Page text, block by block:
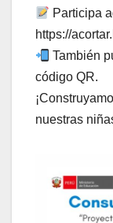
Participa
https://
También
código QR.
nuestras